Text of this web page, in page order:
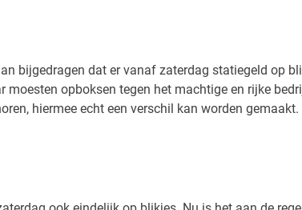
bijgedragen dat er vanaf zaterdag statiegeld op
opboksen tegen het machtige en rijke
hiermee echt een verschil kan worden